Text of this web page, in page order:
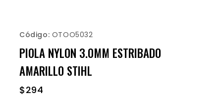
Código: OTOO5032
PIOLA NYLON 3.0MM ESTRIBADO
AMARILLO STIHL
$294